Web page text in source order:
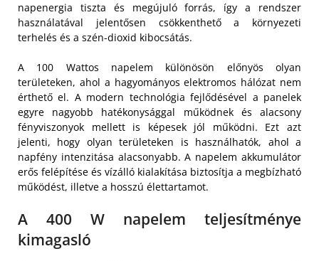
napenergia tiszta és megújuló forrás, így a rendszer
használatával jelentősen csökkenthető a környezeti
terhelés és a szén-dioxid kibocsátás.
A 100 Wattos napelem különösön előnyös olyan
területeken, ahol a hagyományos elektromos hálózat nem
érthető el. A modern technológia fejlődésével a panelek
egyre nagyobb hatékonysággal működnek és alacsony
fényviszonyok mellett is képesek jól működni. Ezt azt
jelenti, hogy olyan területeken is használhatók, ahol a
napfény intenzitása alacsonyabb. A napelem akkumulátor
erős felépítése és vízálló kialakítása biztosítja a megbízható
működést, illetve a hosszú élettartamot.
A 400 W napelem teljesítménye
kimagasló